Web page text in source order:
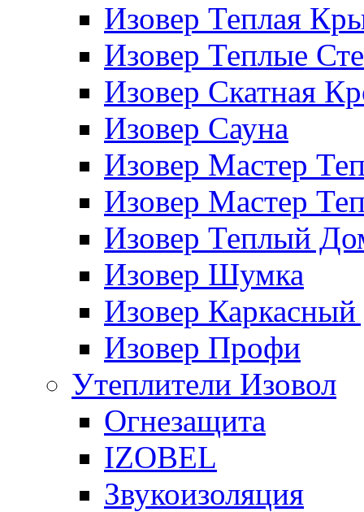
Изовер Теплая
Изовер Теплые
Изовер Скатная
Изовер Сауна
Изовер Мастер
Изовер Мастер
Изовер Теплый
Изовер Шумка
Изовер
Изовер Профи
Утеплители Изовол
Огнезащита
IZOBEL
Звукоизоляция